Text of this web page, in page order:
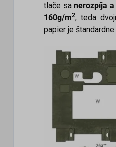
tlače sanerozpíja a
160g/m2, teda
papier je